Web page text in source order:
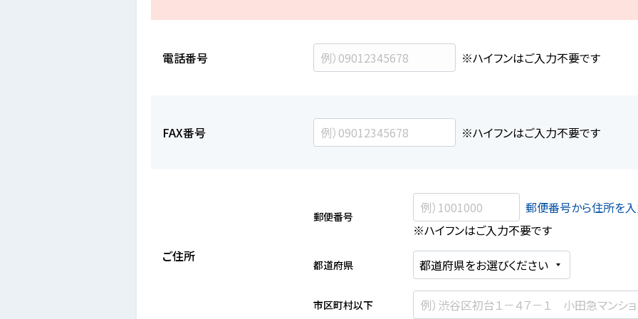
電話番号 ※ハイフンはご入力不要です
FAX番号 ※ハイフンはご入力不要です
ご住所
郵便番号
郵便番号から住所を
※ハイフンはご入力不要です
都道府県
市区町村以下